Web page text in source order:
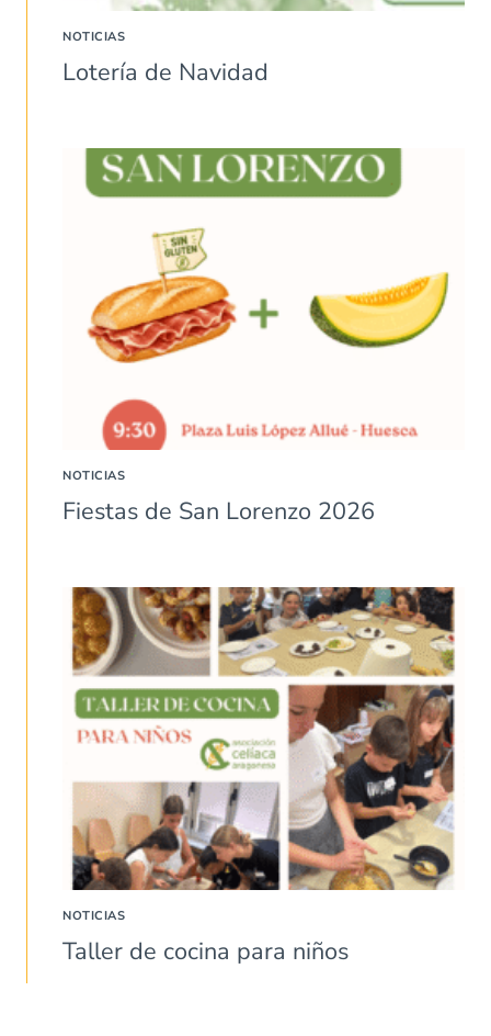
NOTICIAS
Lotería de Navidad
NOTICIAS
Fiestas de San Lorenzo 2026
NOTICIAS
Taller de cocina para niños